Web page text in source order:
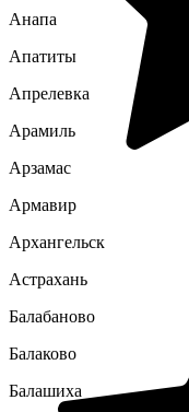
Анапа
Апатиты
Апрелевка
Арамиль
Арзамас
Армавир
Архангельск
Астрахань
Балабаново
Балаково
Балашиха